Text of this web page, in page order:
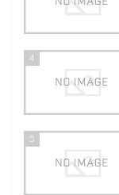
4
5